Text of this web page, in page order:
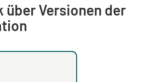
über Versionen der